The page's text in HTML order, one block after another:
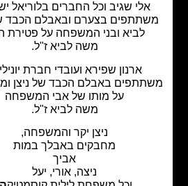
אלי שגיב וכל החברים בלוריאל ישראל
בצערם ובאבלם הכבד של ניצן
לביא ובני המשפחה על פטירת האב
משה לביא ז"ל.
ארנון שפירא ועובדי חברת יוניליוור
באבלם הכבד שלניצן ומשפחתו
על מותו של אבי המשפחה
משה לביא ז"ל.
ניצן יקר והמשפחה,
מחבקים באבלך במות
ניצה, אורי, יעל